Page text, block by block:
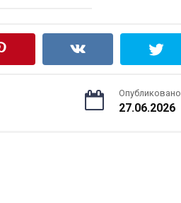
Опубликовано
27.06.2026